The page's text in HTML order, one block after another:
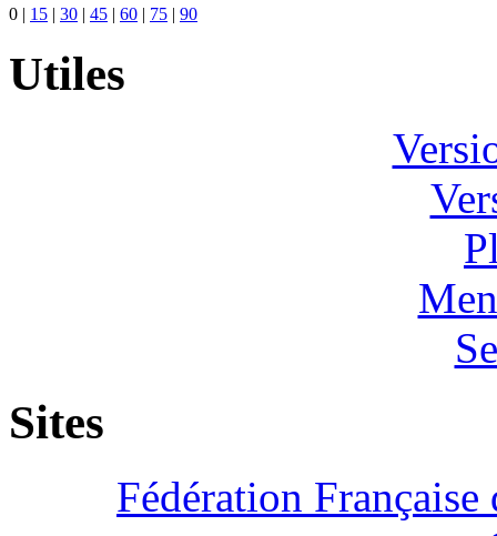
0 | 15 | 30 | 45 | 60 | 75 | 90
Utiles
Sites
Fédération